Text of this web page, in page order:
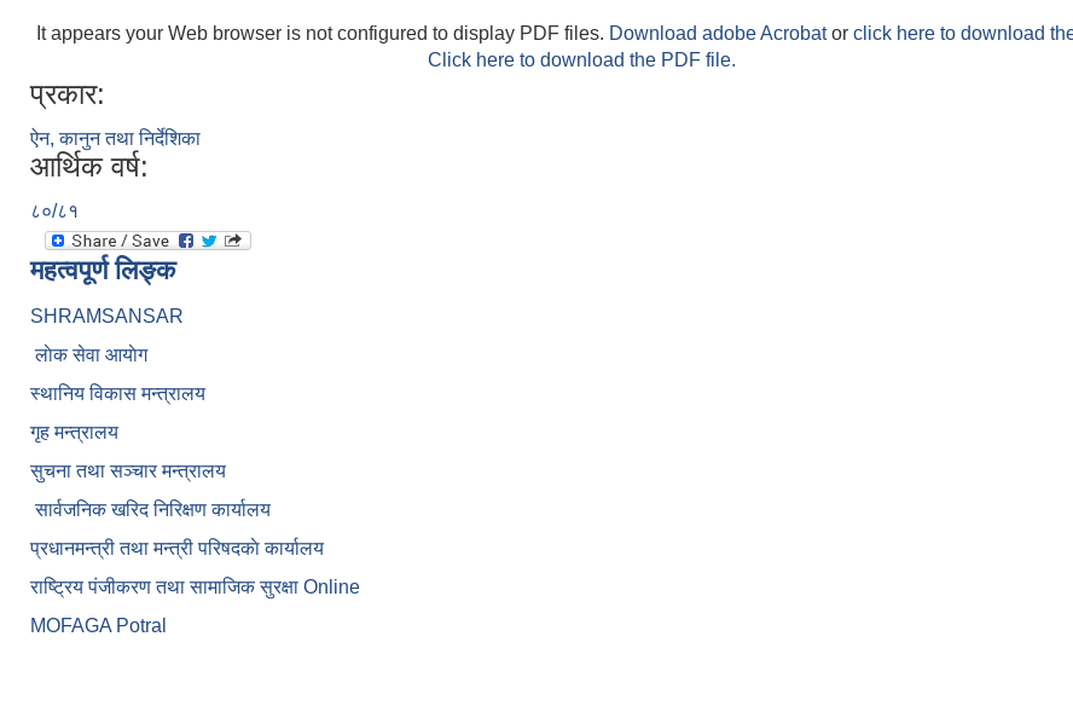
It appears your Web browser is not configured to display PDF files. Download adobe Acrobator click here to download
Click here to download the PDF file.
प्रकार:
ऐन, कानुन तथा निर्देशिका
आर्थिक वर्ष:
८०/८१
महत्वपूर्ण लिङ्क
SHRAMSANSAR
लाेक सेवा आयाेग
स्थानिय विकास मन्त्रालय
गृह मन्त्रालय
सुचना तथा सञ्चार मन्त्रालय
सार्वजनिक खरिद निरिक्षण कार्यालय
प्रधानमन्त्री तथा मन्त्री परिषदकाे कार्यालय
राष्ट्रिय पंजीकरण तथा सामाजिक सुरक्षा Online
MOFAGA Potral